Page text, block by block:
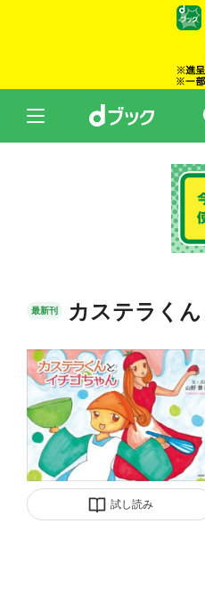
最新刊 カステラく
試し読み